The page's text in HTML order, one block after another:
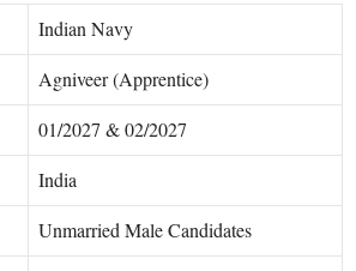
Indian Navy
Agniveer (Apprentice)
01/2027 & 02/2027
India
Unmarried Male Candidates